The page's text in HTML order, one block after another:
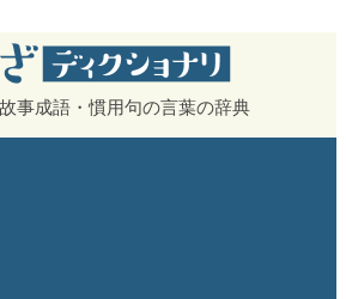
事成語・慣用句の言葉の辞典